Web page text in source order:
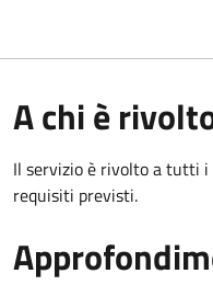
A chi è
Il servizio è rivolto a tutti i
requisiti previsti.